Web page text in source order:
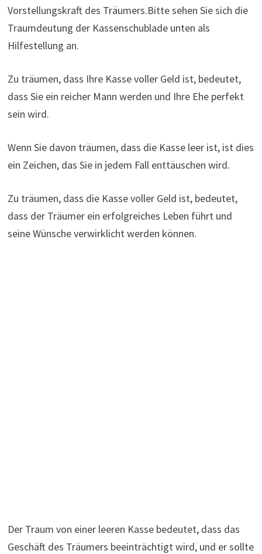
Vorstellungskraft des Träumers.Bitte sehen Sie sich die
Traumdeutung der Kassenschublade unten als
Hilfestellung an.
Zu träumen, dass Ihre Kasse voller Geld ist, bedeutet,
dass Sie ein reicher Mann werden und Ihre Ehe perfekt
sein wird.
Wenn Sie davon träumen, dass die Kasse leer ist, ist dies
ein Zeichen, das Sie in jedem Fall enttäuschen wird.
Zu träumen, dass die Kasse voller Geld ist, bedeutet,
dass der Träumer ein erfolgreiches Leben führt und
seine Wünsche verwirklicht werden können.
Der Traum von einer leeren Kasse bedeutet, dass das
Geschäft des Träumers beeinträchtigt wird, und er sollte